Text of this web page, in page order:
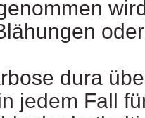
dura
jedem Fall